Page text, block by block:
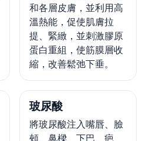
和各層皮膚，並利用高
溫熱能，促使肌膚拉
提、緊緻，並刺激膠原
蛋白重組，使筋膜層收
縮，改善鬆弛下垂。
玻尿酸
將玻尿酸注入嘴唇、臉
頰、鼻樑、下巴、疤